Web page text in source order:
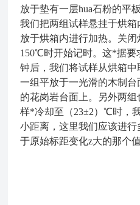
放于垫有一层hua石粉的平
我们把两组试样悬挂于烘
放于烘箱内进行加热。关
150℃时开始记时。这*据要
钟后，我们将试样从烘箱
一组平放于一光滑的木制
的花岗岩台面上。另外两
样*冷却至（23±2）℃时，
小距离，这里我们应该进
于原始标距变化z大的那个